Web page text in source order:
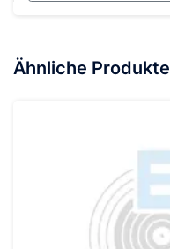
Ähnliche Produkte